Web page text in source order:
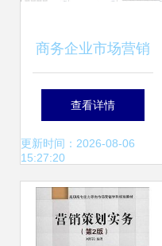
商务企业市场营销
经营计划与客户服
务——高清模板与
工作汇报PPT大全
查看详情
更新时间：2026-08-06
15:27:20